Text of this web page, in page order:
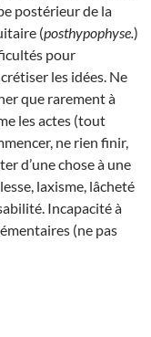
postérieur de la
(posthypophyse.)
pour
les idées. Ne
que rarement à
les actes (tout
ne rien finir,
d’une chose à une
laxisme, lâcheté
Incapacité à
(ne pas